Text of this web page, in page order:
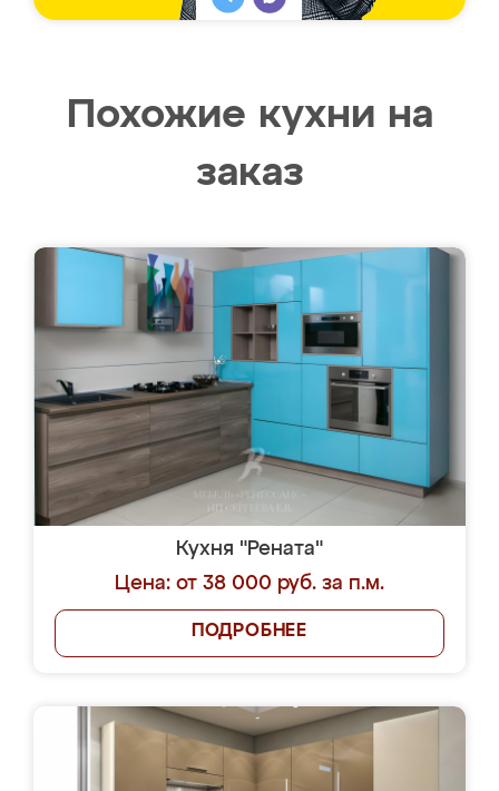
Похожие кухни на
заказ
Кухня "Рената"
Цена: от 38 000 руб. за п.м.
ПОДРОБНЕЕ